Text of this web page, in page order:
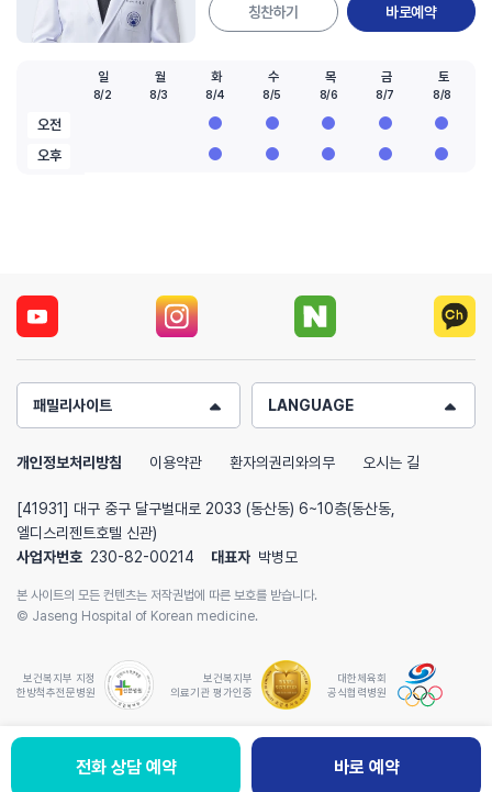
칭찬하기 바로예약
오전
오후
일
8/2
월
8/3
화
8/4
수
8/5
목
8/6
금
8/7
토
8/8
패밀리사이트 LANGUAGE
개인정보처리방침 이용약관 환자의권리와의무 오시는 길
[41931] 대구 중구 달구벌대로 2033 (동산동) 6~10층(동산동,
엘디스리젠트호텔 신관)
사업자번호 230-82-00214 대표자 박병모
본 사이트의 모든 컨텐츠는 저작권법에 따른 보호를 받습니다.
© Jaseng Hospital of Korean medicine.
보건복지부 지정
한방척추전문병원
보건복지부
의료기관 평가인증
대한체육회
공식협력병원
전화 상담 예약 바로 예약